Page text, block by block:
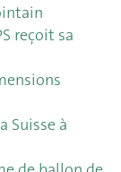
reçoit sa
Suisse à